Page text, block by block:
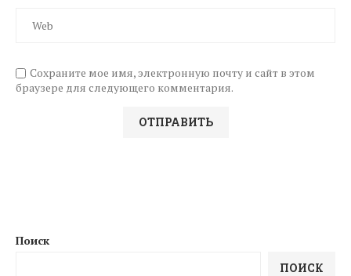
Сохраните мое имя, электронную почту и сайт в этом
браузере для следующего комментария.
Поиск
ПОИСК